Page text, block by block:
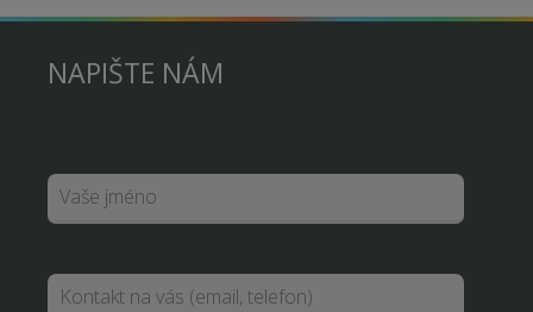
NAPIŠTE NÁM